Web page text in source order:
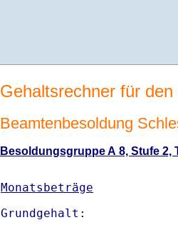
Gehaltsrechner für
Beamtenbesoldung
Besoldungsgruppe A 8, Stufe 2,
Monatsbeträge